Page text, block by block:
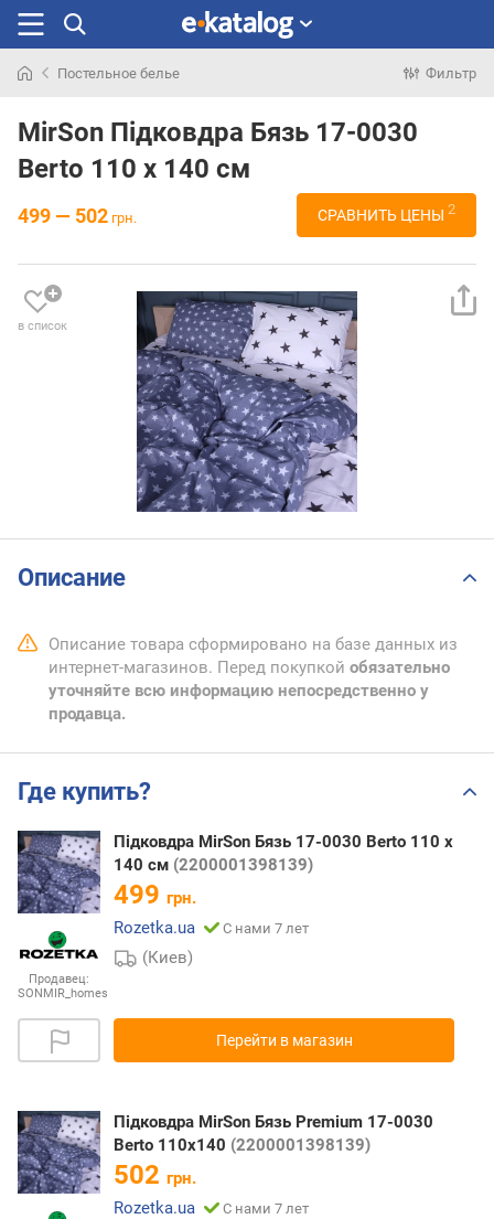
раньше
Постельное белье Фильтр
MirSon Підковдра Бязь 17-0030
Berto 110 x 140 см
499 — 502 грн. СРАВНИТЬ ЦЕНЫ 2
в список
Описание
Описание товара сформировано на базе данных из
интернет-магазинов. Перед покупкой обязательно
уточняйте всю информацию непосредственно у
продавца.
Где купить?
Продавец:
SONMIR_homes
Підковдра MirSon Бязь 17-0030 Berto 110 x
140 см (2200001398139)
499 грн.
Rozetka.ua
С нами 7 лет
(Киев)
Перейти в магазин
Підковдра MirSon Бязь Premium 17-0030
Berto 110x140 (2200001398139)
502 грн.
Rozetka.ua
С нами 7 лет